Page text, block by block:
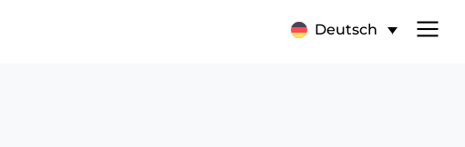
Deutsch